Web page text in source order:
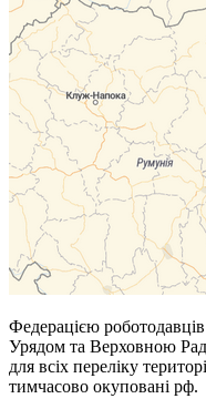
Федерацією
Урядом та Верховною
для всіх переліку
тимчасово окуповані рф.